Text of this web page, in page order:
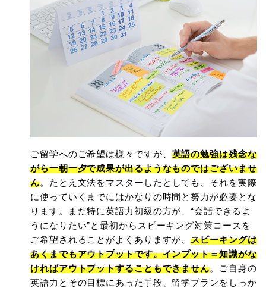
ご留学へのご希望は様々ですが、 英語の勉強は残念な
がら一朝一夕で成果が出るようなものではございませ
ん。たとえ文法をマスターしたとしても、それを実際
に使っていくまでにはかなりの時間と努力が必要とな
ります。また特に英語力初級の方が、“会話できるよ
うになりたい”と最初からスピーキング対策コースを
ご希望されることがよくありますが、スピーキングは
あくまでもアウトプットです。インプット＝知識がな
ければアウトプットすることもできません。ご自身の
英語力とその目標にあった手段、留学プランをしっか